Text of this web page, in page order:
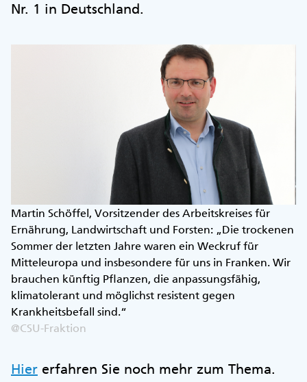
Nr. 1 in Deutschland.
Martin Schöffel, Vorsitzender des Arbeitskreises für
Ernährung, Landwirtschaft und Forsten: „Die trockenen
Sommer der letzten Jahre waren ein Weckruf für
Mitteleuropa und insbesondere für uns in Franken. Wir
brauchen künftig Pflanzen, die anpassungsfähig,
klimatolerant und möglichst resistent gegen
Krankheitsbefall sind.“
@CSU-Fraktion
Hier erfahren Sie noch mehr zum Thema.